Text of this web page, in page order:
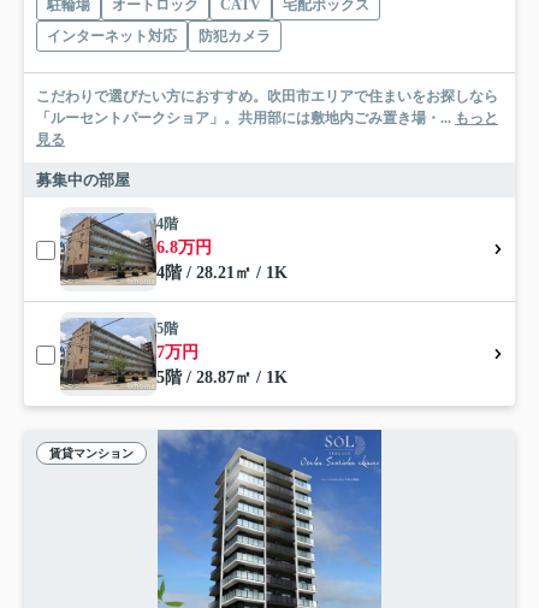
駐輪場 オートロック CATV
宅配ボックス
インターネット対応
防犯カメラ
こだわりで選びたい方におすすめ。吹田市エリアで住まいをお探しなら
「ルーセントパークショア」。共用部には敷地内ごみ置き場・... もっと
見る
募集中の部屋
4階
6.8万円
4階 / 28.21㎡ / 1K
5階
7万円
5階 / 28.87㎡ / 1K
賃貸マンション